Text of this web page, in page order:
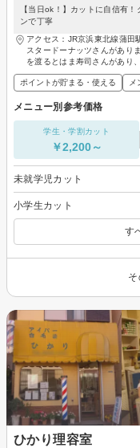
【当日ok！】カットに自信有
ンで丁寧
アクセス：JR京浜東北線蒲
スタードーナッツさんがあり
を渡るとはま寿司さんがあり
ポイントが貯まる・使える メ
メニュー別参考価格
学生・学割カット
￥2,200～
未就学児カット
小学生カット
す
ひかり理容室